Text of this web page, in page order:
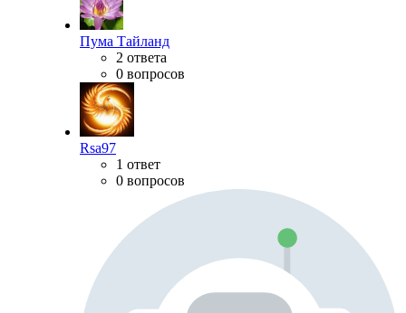
Пума Тайланд
2 ответа
0 вопросов
Rsa97
1 ответ
0 вопросов